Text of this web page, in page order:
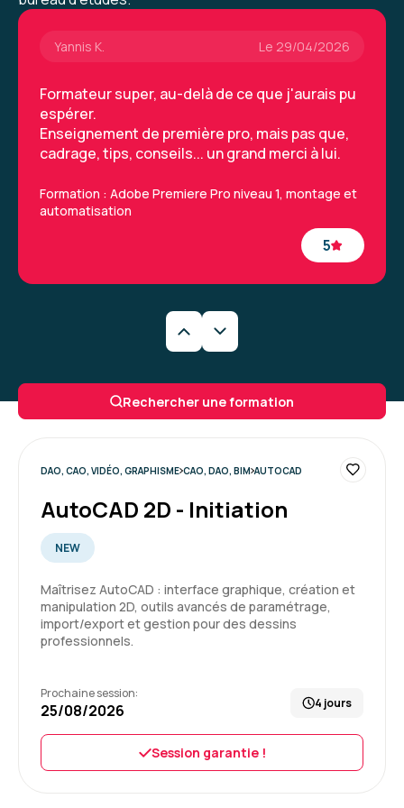
Yannis K. Le 29/04/2026
5
Formateur super, au-delà de ce que j'aurais pu
espérer.
Enseignement de première pro, mais pas que,
cadrage, tips, conseils... un grand merci à lui.
Formation : Adobe Premiere Pro niveau 1, montage et
automatisation
Formateur super, au-delà de ce que j'aurais pu
automatisation
Yannis K. Le 29/04/2026
espérer.
Enseignement de première pro, mais pas que,
cadrage, tips, conseils... un grand merci à lui.
Rechercher une formation
DAO, CAO, VIDÉO, GRAPHISME CAO, DAO, BIM AUTOCAD
AutoCAD 2D - Initiation
NEW
Maîtrisez AutoCAD : interface graphique, création et
manipulation 2D, outils avancés de paramétrage,
import/export et gestion pour des dessins
professionnels.
Prochaine session:
25/08/2026 4 jours
Session garantie !